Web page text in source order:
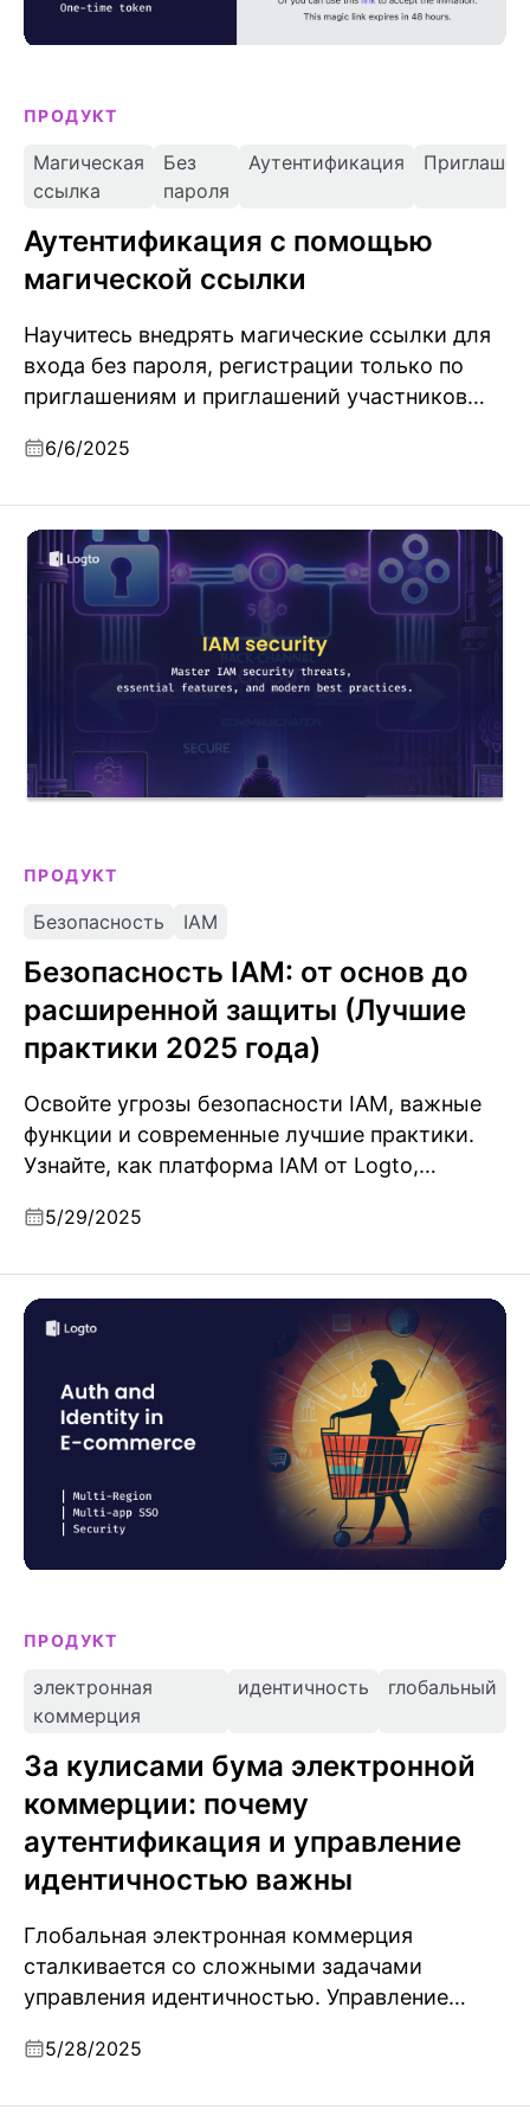
ПРОДУКТ
Магическая
ссылка
Без
пароля
Аутентификация
Аутентификация с помощью
магической ссылки
Научитесь внедрять магические ссылки для
входа без пароля, регистрации только по
приглашениям и приглашений участников
токенов.
6/6/2025
ПРОДУКТ
Безопасность IAM
Безопасность IAM: от основ до
расширенной защиты (Лучшие
практики 2025 года)
Освойте угрозы безопасности IAM, важные
функции и современные лучшие практики.
Узнайте, как платформa IAM от Logto,
реализует безопасную аутентификацию и
5/29/2025
Безопасность IAM: от основ до расширенной
защиты (Лучшие практики 2025 года)
ПРОДУКТ
электронная
коммерция
идентичность глобальный
За кулисами бума электронной
коммерции: почему
аутентификация и управление
идентичностью важны
Глобальная электронная коммерция
сталкивается со сложными задачами
управления идентичностью. Управление
безопасности и соблюдению требований. В
5/28/2025
За кулисами бума электронной коммерции:
почему аутентификация и управление